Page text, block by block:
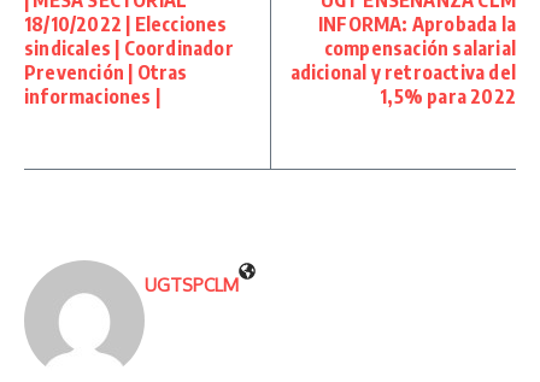
18/10/2022 | Elecciones
sindicales | Coordinador
Prevención | Otras
informaciones |
INFORMA: Aprobada la
compensación salarial
adicional y retroactiva del
1,5% para 2022
UGTSPCLM